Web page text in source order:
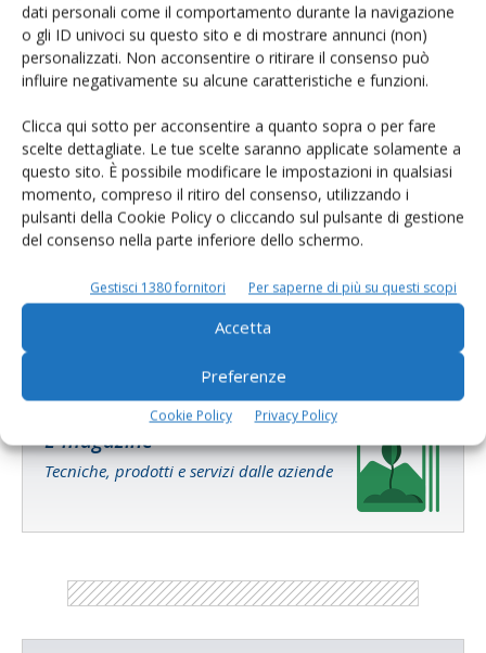
dati personali come il comportamento durante la navigazione
o gli ID univoci su questo sito e di mostrare annunci (non)
personalizzati. Non acconsentire o ritirare il consenso può
influire negativamente su alcune caratteristiche e funzioni.
Clicca qui sotto per acconsentire a quanto sopra o per fare
scelte dettagliate. Le tue scelte saranno applicate solamente a
questo sito. È possibile modificare le impostazioni in qualsiasi
momento, compreso il ritiro del consenso, utilizzando i
pulsanti della Cookie Policy o cliccando sul pulsante di gestione
del consenso nella parte inferiore dello schermo.
Gestisci 1380 fornitori Per saperne di più su questi scopi
Accetta
Preferenze
Cookie Policy Privacy Policy
Salva il mio nome, email e sito web in questo browser per la
E-magazine
Tecniche, prodotti e servizi dalle aziende